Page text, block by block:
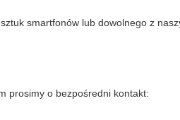
smartfonów lub dowolnego z
prosimy o bezpośredni kontakt: